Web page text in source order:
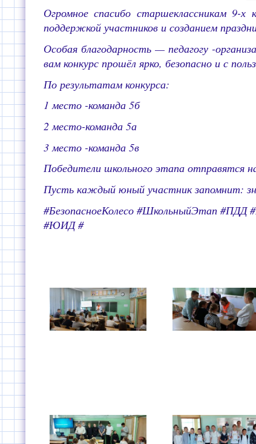
Огромное спасибо старшеклассникам 9-
поддержкой участников и созданием
Особая благодарность — педагогу -
вам конкурс прошёл ярко, безопасно и с
По результатам конкурса:
1 место -команда 5б
2 место-команда 5а
3 место -команда 5в
Победители школьного этапа отправятся
Пусть каждый юный участник запомнит:
#БезопасноеКолесо #ШкольныйЭтап #ПДД
#ЮИД #